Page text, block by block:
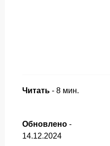
Читать - 8 мин.
Обновлено -
14.12.2024